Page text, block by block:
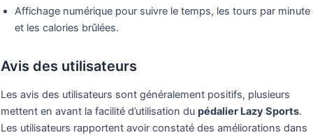
Affichage numérique pour suivre le temps, les tours par minute
et les calories brûlées.
Avis des utilisateurs
Les avis des utilisateurs sont généralement positifs, plusieurs
mettent en avant la facilité d’utilisation du pédalier Lazy Sports.
Les utilisateurs rapportent avoir constaté des améliorations dans